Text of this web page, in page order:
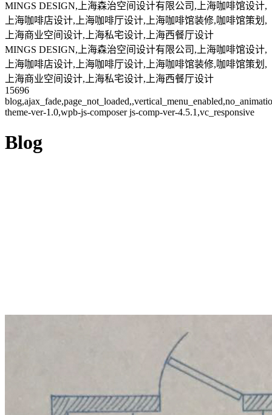
MINGS DESIGN,上海森治空间设计有限公司,上海咖啡馆设计,
上海咖啡店设计,上海咖啡厅设计,上海咖啡馆装修,咖啡馆策划,
上海商业空间设计,上海私宅设计,上海西餐厅设计
MINGS DESIGN,上海森治空间设计有限公司,上海咖啡馆设计,
上海咖啡店设计,上海咖啡厅设计,上海咖啡馆装修,咖啡馆策划,
上海商业空间设计,上海私宅设计,上海西餐厅设计
15696
theme-ver-1.0,wpb-js-composer js-comp-ver-4.5.1,vc_responsive
Blog